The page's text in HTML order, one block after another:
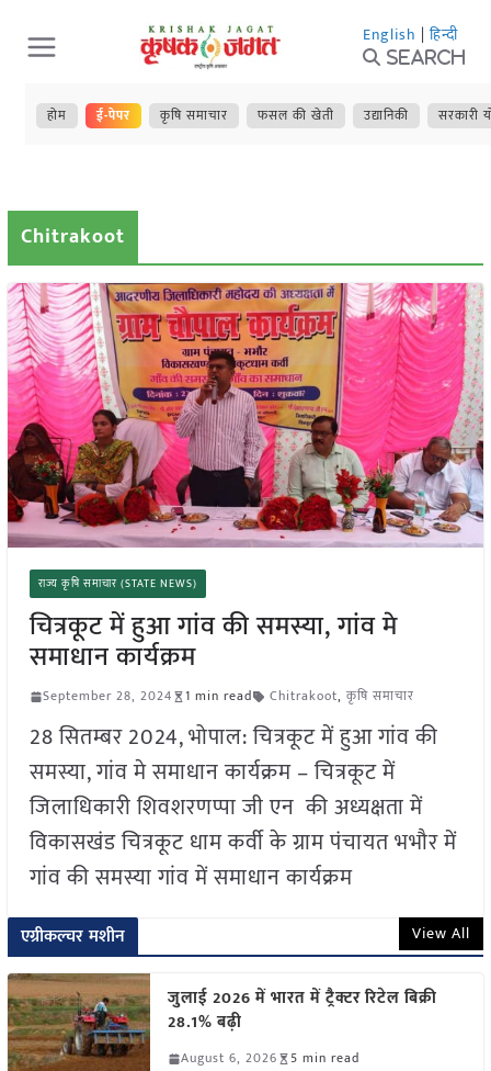
Skip
to
content
English | हिन्दी
Search
होम ई-पेपर कृषि समाचार फसल की खेती उद्यानिकी सरकारी
Chitrakoot
राज्य कृषि समाचार (STATE NEWS)
चित्रकूट में हुआ गांव की समस्या, गांव मे
समाधान कार्यक्रम
September 28, 2024 1 min read Chitrakoot, कृषि समाचार
28 सितम्बर 2024, भोपाल: चित्रकूट में हुआ गांव की
समस्या, गांव मे समाधान कार्यक्रम – चित्रकूट में
जिलाधिकारी शिवशरणप्पा जी एन की अध्यक्षता में
विकासखंड चित्रकूट धाम कर्वी के ग्राम पंचायत भभौर में
गांव की समस्या गांव में समाधान कार्यक्रम
एग्रीकल्चर मशीन View All
जुलाई 2026 में भारत में ट्रैक्टर रिटेल बिक्री
28.1% बढ़ी
August 6, 2026 5 min read